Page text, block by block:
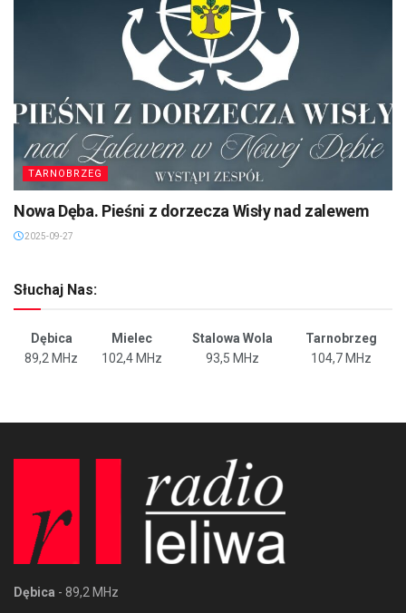
TARNOBRZEG
Nowa Dęba. Pieśni z dorzecza Wisły nad zalewem
2025-09-27
Słuchaj Nas:
Dębica Mielec Stalowa Wola
Tarnobrzeg
89,2 MHz
102,4 MHz 93,5 MHz 104,7 MHz
Dębica - 89,2 MHz